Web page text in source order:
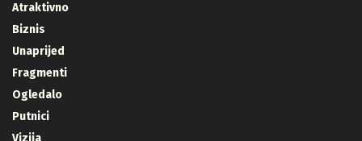
Atraktivno
Biznis
Unaprijed
Fragmenti
Ogledalo
Putnici